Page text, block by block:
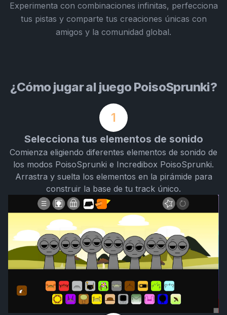
Experimenta con combinaciones infinitas, perfecciona
tus pistas y comparte tus creaciones únicas con
amigos y la comunidad global.
¿Cómo jugar al juego PoisoSprunki?
1
Selecciona tus elementos de sonido
Comienza eligiendo diferentes elementos de sonido de
los modos PoisoSprunki e Incredibox PoisoSprunki.
Arrastra y suelta los elementos en la pirámide para
construir la base de tu track único.